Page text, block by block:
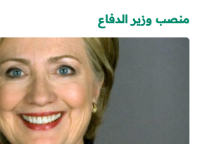
منصب وزير الدفاع